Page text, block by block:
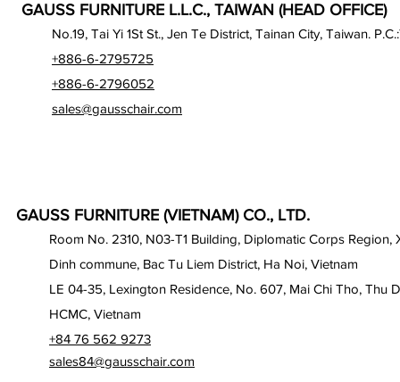
GAUSS FURNITURE L.L.C., TAIWAN (HEAD OFFICE)
No.19, Tai Yi 1St St., Jen Te District, Tainan City, Taiwan.
+886-6-2795725
+886-6-2796052
sales@gausschair.com
GAUSS FURNITURE (VIETNAM) CO., LTD.
Room No. 2310, N03-T1 Building, Diplomatic Corps Region,
Dinh commune, Bac Tu Liem District, Ha Noi, Vietnam
LE 04-35, Lexington Residence, No. 607, Mai Chi Tho, Thu
HCMC, Vietnam
+84 76 562 9273
sales84@gausschair.com